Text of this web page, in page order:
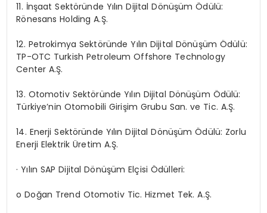
11. İnşaat Sektöründe Yılın Dijital Dönüşüm Ödülü:
Rönesans Holding A.Ş.
12. Petrokimya Sektöründe Yılın Dijital Dönüşüm Ödülü:
TP-OTC Turkish Petroleum Offshore Technology
Center A.Ş.
13. Otomotiv Sektöründe Yılın Dijital Dönüşüm Ödülü:
Türkiye’nin Otomobili Girişim Grubu San. ve Tic. A.Ş.
14. Enerji Sektöründe Yılın Dijital Dönüşüm Ödülü: Zorlu
Enerji Elektrik Üretim A.Ş.
· Yılın SAP Dijital Dönüşüm Elçisi Ödülleri:
o Doğan Trend Otomotiv Tic. Hizmet Tek. A.Ş.